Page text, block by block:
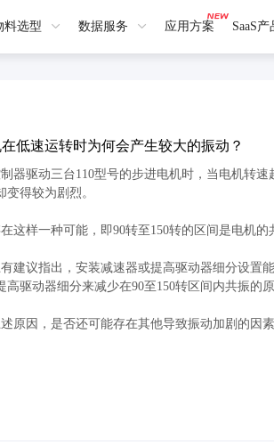
料选型 数据服务 应用方案 SaaS
低速运转时为何会产生较大的振动？
器驱动三台110型号的步进电机时，当电机转
变得较为剧烈。
这样一种可能，即90转至150转的区间是电机的
建议指出，安装减速器或提高驱动器细分设置
高驱动器细分来减少在90至150转区间内共振的
原因，是否还可能存在其他导致振动加剧的因